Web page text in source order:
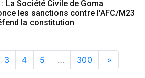
: La Société Civile de Goma
les sanctions contre l'AFC/M23
la constitution
3 4 5 … 300 »